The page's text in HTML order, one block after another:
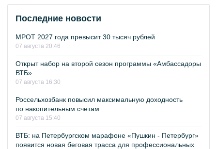
Последние новости
МРОТ 2027 года превысит 30 тысяч рублей
07 августа 20:46
Открыт набор на второй сезон программы «Амбассадоры
ВТБ»
07 августа 16:30
Россельхозбанк повысил максимальную доходность
по накопительным счетам
07 августа 15:40
ВТБ: на Петербургском марафоне «Пушкин - Петербург»
появится новая беговая трасса для профессиональных